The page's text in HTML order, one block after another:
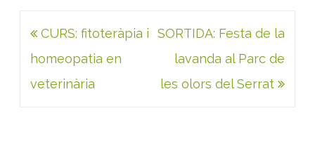
Navegació
d'entrades
CURS: fitoteràpia i
homeopatia en
veterinària
SORTIDA: Festa de la
lavanda al Parc de
les olors del Serrat